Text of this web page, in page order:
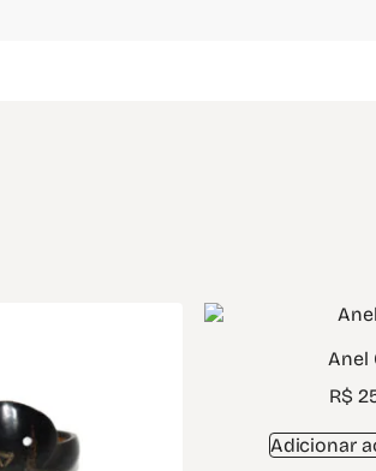
Anel
R$
Adicionar